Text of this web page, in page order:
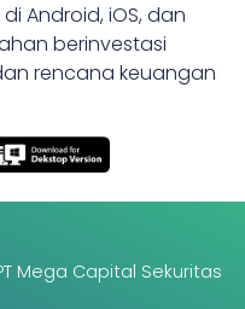
Android, iOS, dan
berinvestasi
rencana keuangan
Mega Capital Sekuritas